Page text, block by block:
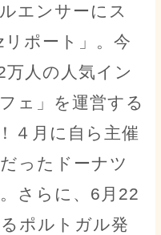
エンサーにス
ポート」。今
人の人気イン
ェ」を運営する
４月に自ら主催
ったドーナツ
さらに、6月22
ポルトガル発